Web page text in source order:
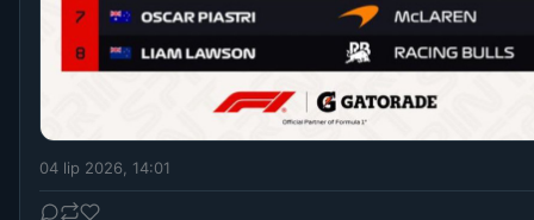
04 lip 2026, 14:01